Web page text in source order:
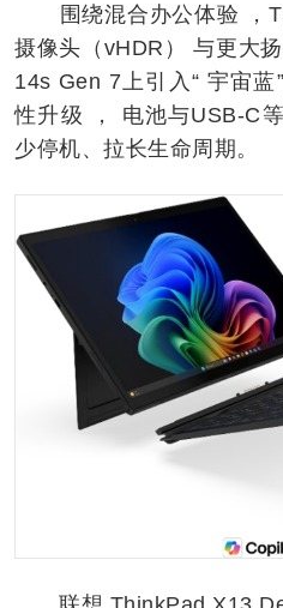
围绕混合办公体验 ，T
摄像头（vHDR） 与更大
14s Gen 7上引入“ 宇宙
性升级 ， 电池与USB-C
少停机、拉长生命周期。